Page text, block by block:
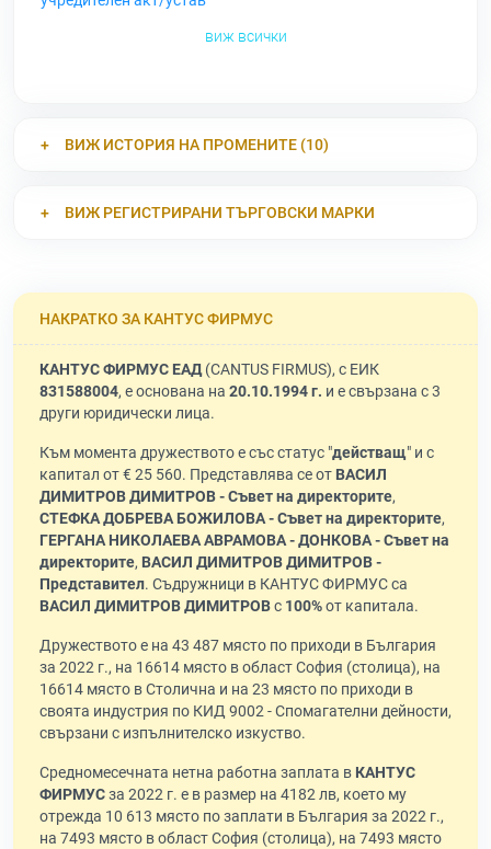
виж всички
ВИЖ ИСТОРИЯ НА ПРОМЕНИТЕ (10)
ВИЖ РЕГИСТРИРАНИ ТЪРГОВСКИ МАРКИ
НАКРАТКО ЗА КАНТУС ФИРМУС
КАНТУС ФИРМУС ЕАД(CANTUS FIRMUS), с ЕИК
831588004, е основана на 20.10.1994 г. и е свързана с 3
други юридически лица.
Към момента дружеството е със статус "действащ" и с
капитал от € 25 560. Представлява се от ВАСИЛ
ДИМИТРОВ ДИМИТРОВ - Съвет на директорите,
СТЕФКА ДОБРЕВА БОЖИЛОВА - Съвет на директорите,
ГЕРГАНА НИКОЛАЕВА АВРАМОВА - ДОНКОВА - Съвет на
директорите, ВАСИЛ ДИМИТРОВ ДИМИТРОВ -
Представител. Съдружници в КАНТУС ФИРМУС са
ВАСИЛ ДИМИТРОВ ДИМИТРОВс 100%от капитала.
Дружеството е на 43 487 място по приходи в България
за 2022 г., на 16614 място в област София (столица), на
16614 място в Столична и на 23 място по приходи в
своята индустрия по КИД 9002 - Спомагателни дейности,
свързани с изпълнителско изкуство.
Средномесечната нетна работна заплата в КАНТУС
ФИРМУСза 2022 г. е в размер на 4182 лв, което му
отрежда 10 613 място по заплати в България за 2022 г.,
на 7493 място в област София (столица), на 7493 място